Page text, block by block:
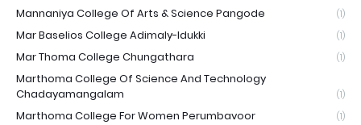
Mannaniya College Of Arts & Science Pangode (1)
Mar Baselios College Adimaly-Idukki (1)
Mar Thoma College Chungathara (1)
Marthoma College Of Science And Technology
Chadayamangalam
(1)
Marthoma College For Women Perumbavoor (1)